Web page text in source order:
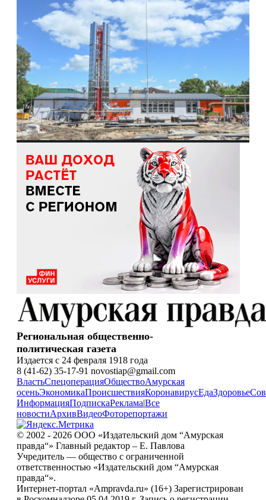
Региональная общественно-
политическая газета
Издается с 24 февраля 1918 года
8 (41-62) 35-17-91 novostiap@gmail.com
ВластьСпецоперацияОбществоАмурская
осеньЭкономикаПроисшествияКоронавирусЕдаЗдоровье
ИнформацияПодпискаРеклама|Все
новостиАрхивВидеоФоторепортажи
© 2002 - 2026 ООО «Издательский дом “Амурская
правда“» Главный редактор – Е. Павлова
Учредитель — общество с ограниченной
ответственностью «Издательский дом “Амурская
правда“».
Интернет-портал «Ampravda.ru» (16+) Зарегистрирован